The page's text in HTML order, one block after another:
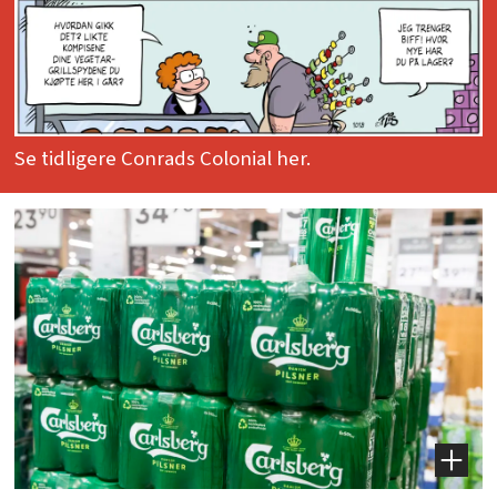
Se tidligere Conrads Colonial her.